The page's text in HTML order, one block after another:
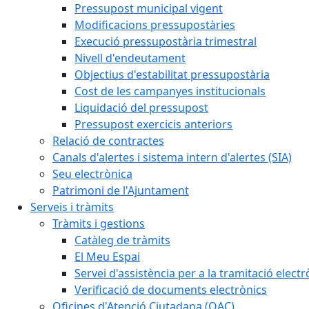
Pressupost municipal vigent
Modificacions pressupostàries
Execució pressupostària trimestral
Nivell d'endeutament
Objectius d'estabilitat pressupostària
Cost de les campanyes institucionals
Liquidació del pressupost
Pressupost exercicis anteriors
Relació de contractes
Canals d'alertes i sistema intern d'alertes (SIA)
Seu electrònica
Patrimoni de l'Ajuntament
Serveis i tràmits
Tràmits i gestions
Catàleg de tràmits
El Meu Espai
Servei d'assistència per a la tramitació
Verificació de documents electrònics